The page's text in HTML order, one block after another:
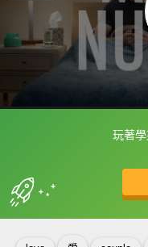
玩著學
框選或點兩
收錄佳句